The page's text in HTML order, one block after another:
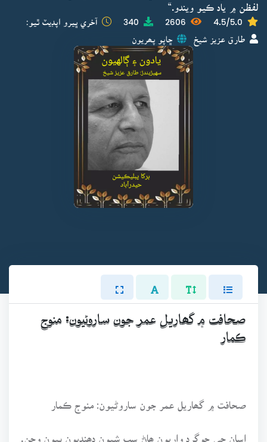
لفظن ۾ ياد ڪيو ويندو.“
4.5/5.0
2606
340 آخري ڀيرو اپڊيٽ ٿيو:
طارق عزيز شيخ ڇاپو پھريون
صحافت ۾ گھاريل عمر جون ساروڻيون: منوج
ڪمار
صحافت ۾ گھاريل عمر جون ساروڻيون: منوج ڪمار
اسان جي چوگرد واريون ھاڻ سڀ شيون ڊھنديون پيون وڃن.